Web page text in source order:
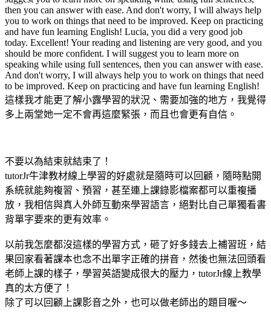
then you can answer with ease. And don't worry, I will always help
you to work on things that need to be improved. Keep on practicing
and have fun learning English! Lucia, you did a very good job
today. Excellent! Your reading and listening are very good, and you
should be more confident. I will suggest you to learn more on
speaking while using full sentences, then you can answer with ease.
And don't worry, I will always help you to work on things that need
to be improved. Keep on practicing and have fun learning English!
這樣我才能更了解小露學習的狀況、需要加強的地方，我覺得
多上兩堂她一定不會再這麼緊張，而且也會更有自信。
不要以為結束就結束了！
tutorJr牛津教材線上學習的好處就是隨時可以回顧，隨時點開
系統就能夠複習、預習，甚至連上課錄影檔案都可以重複播
放，我相信與真人外師互動來學習語言，絕對比自己單獨看書
背單字要來的更有效率。
以前我怎麼都沒這樣的學習方式，砸了好多錢去上補習班，結
果回家看著課本也念不出單字正確的拼音，然後也無法回頭看
老師上課的樣子，學習英語變成很大的壓力，tutorJr線上教學
真的太方便了！
除了可以回顧上課影音之外，也可以做老師出的題目喔～